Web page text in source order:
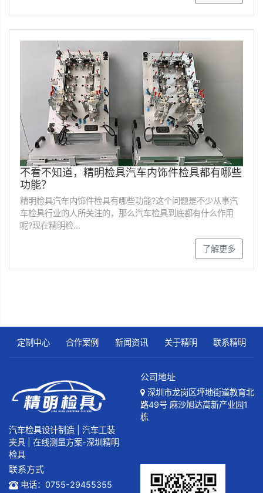
不看不知道，精明检具汽车内饰件检具都有哪些
功能？
精明检具汽车内饰件检具有哪些功能?这个问题是不少从事汽
车检具行业的人所关注的，那么汽车检具到底都有什么作用
呢?现在精明检…
了解更多
定制中心 合作案例 新闻资讯 关于精明 联系精明
汽车检具设计制造 | 汽车工装
夹具 | 在线测量方案-深圳精明
检具
公司地址
深圳市龙岗区坪地街道教育北
路49号 麻沙旭达高新产业园1
栋
联系方式
电话：0755-29455355